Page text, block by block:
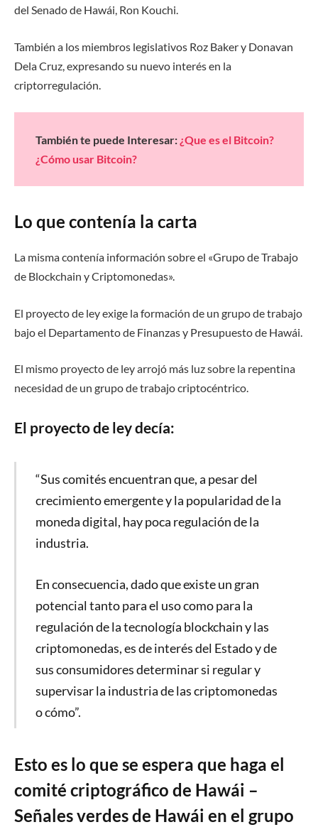
del Senado de Hawái, Ron Kouchi.
También a los miembros legislativos Roz Baker y Donavan
Dela Cruz, expresando su nuevo interés en la
criptorregulación.
También te puede Interesar: ¿Que es el Bitcoin?
¿Cómo usar Bitcoin?
Lo que contenía la carta
La misma contenía información sobre el «Grupo de Trabajo
de Blockchain y Criptomonedas».
El proyecto de ley exige la formación de un grupo de trabajo
bajo el Departamento de Finanzas y Presupuesto de Hawái.
El mismo proyecto de ley arrojó más luz sobre la repentina
necesidad de un grupo de trabajo criptocéntrico.
El proyecto de ley decía:
“Sus comités encuentran que, a pesar del
crecimiento emergente y la popularidad de la
moneda digital, hay poca regulación de la
industria.
En consecuencia, dado que existe un gran
potencial tanto para el uso como para la
regulación de la tecnología blockchain y las
criptomonedas, es de interés del Estado y de
sus consumidores determinar si regular y
supervisar la industria de las criptomonedas
o cómo”.
Esto es lo que se espera que haga el
comité criptográfico de Hawái –
Señales verdes de Hawái en el grupo